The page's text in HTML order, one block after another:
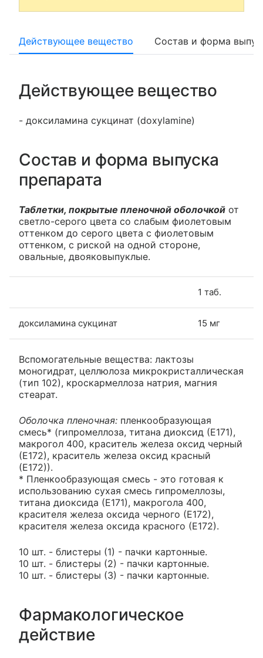
Действующее вещество Состав и форма
Действующее вещество
- доксиламина сукцинат (doxylamine)
Состав и форма выпуска
препарата
Таблетки, покрытые пленочной оболочкой от
светло-серого цвета со слабым фиолетовым
оттенком до серого цвета с фиолетовым
оттенком, с риской на одной стороне,
овальные, двояковыпуклые.
1 таб.
доксиламина сукцинат 15 мг
Вспомогательные вещества: лактозы
моногидрат, целлюлоза микрокристаллическая
(тип 102), кроскармеллоза натрия, магния
стеарат.
Оболочка пленочная: пленкообразующая
смесь* (гипромеллоза, титана диоксид (Е171),
макрогол 400, краситель железа оксид черный
(Е172), краситель железа оксид красный
(Е172)).
* Пленкообразующая смесь - это готовая к
использованию сухая смесь гипромеллозы,
титана диоксида (Е171), макрогола 400,
красителя железа оксида черного (Е172),
красителя железа оксида красного (Е172).
10 шт. - блистеры (1) - пачки картонные.
10 шт. - блистеры (2) - пачки картонные.
10 шт. - блистеры (3) - пачки картонные.
Фармакологическое
действие